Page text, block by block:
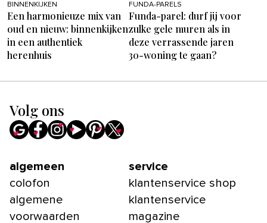
BINNENKIJKEN
Een harmonieuze mix van
oud en nieuw: binnenkijken
in een authentiek
herenhuis
FUNDA-PARELS
Funda-parel: durf jij voor
zulke gele muren als in
deze verrassende jaren
30-woning te gaan?
Volg ons
algemeen
colofon
algemene
voorwaarden
service
klantenservice shop
klantenservice
magazine